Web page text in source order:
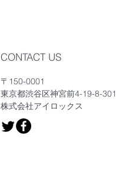
CONTACT US
〒150-0001
東京都渋谷区神宮前4-19-8-301
​株式会社アイロックス